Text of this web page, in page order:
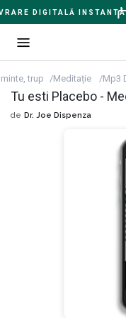
DIGITALĂ INSTANTĂ
trup Meditație Mp3
Tu esti Placebo -
de Dr. Joe Dispenza